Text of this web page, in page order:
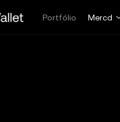
Portfólio
Mercd